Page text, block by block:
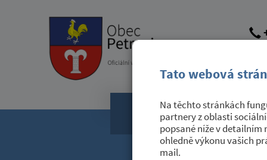
Tato webová
Na těchto stránkách
partnery z oblasti
popsané níže v
ohledně výkonu vašich
mail.
Obecní úřad